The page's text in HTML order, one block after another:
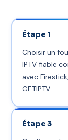
Étape 1
Choisir un
IPTV fiable
avec
GETIPTV.
Étape 3